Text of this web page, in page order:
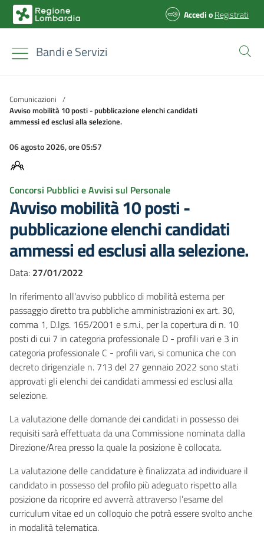
AccedioRegistrati
Bandi e Servizi
Comunicazioni /
Avviso mobilità 10 posti - pubblicazione elenchi candidati
ammessi ed esclusi alla selezione.
06 agosto 2026, ore 05:57
Concorsi Pubblici e Avvisi sul Personale
Avviso mobilità 10 posti -
pubblicazione elenchi candidati
ammessi ed esclusi alla selezione.
Data: 27/01/2022
In riferimento all'avviso pubblico di mobilità esterna per
passaggio diretto tra pubbliche amministrazioni ex art. 30,
comma 1, D.lgs. 165/2001 e s.m.i., per la copertura di n. 10
posti di cui 7 in categoria professionale D - profili vari e 3 in
categoria professionale C - profili vari, si comunica che con
decreto dirigenziale n. 713 del 27 gennaio 2022 sono stati
approvati gli elenchi dei candidati ammessi ed esclusi alla
selezione.
La valutazione delle domande dei candidati in possesso dei
requisiti sarà effettuata da una Commissione nominata dalla
Direzione/Area presso la quale la posizione è collocata.
La valutazione delle candidature è finalizzata ad individuare il
candidato in possesso del profilo più adeguato rispetto alla
posizione da ricoprire ed avverrà attraverso l’esame del
curriculum vitae ed un colloquio che potrà essere svolto anche
in modalità telematica.